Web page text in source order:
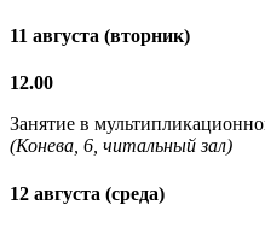
11 августа (вторник)
12.00
Занятие в
(Конева, 6, читальный зал)
12 августа (среда)